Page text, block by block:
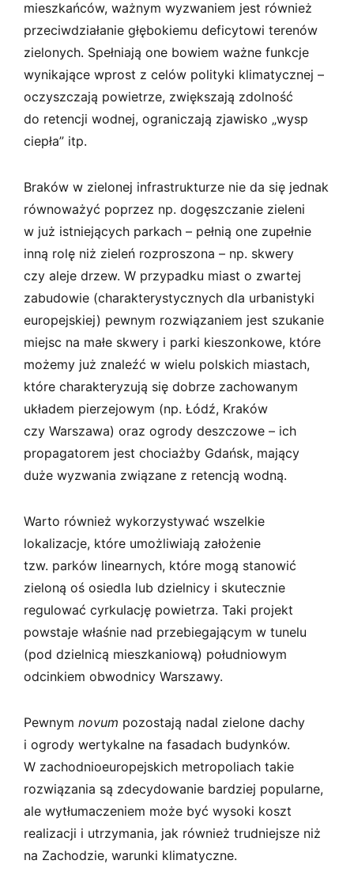
mieszkańców, ważnym wyzwaniem jest również
przeciwdziałanie głębokiemu deficytowi terenów
zielonych. Spełniają one bowiem ważne funkcje
wynikające wprost z celów polityki klimatycznej –
oczyszczają powietrze, zwiększają zdolność
do retencji wodnej, ograniczają zjawisko „wysp
ciepła” itp.
Braków w zielonej infrastrukturze nie da się jednak
równoważyć poprzez np. dogęszczanie zieleni
w już istniejących parkach – pełnią one zupełnie
inną rolę niż zieleń rozproszona – np. skwery
czy aleje drzew. W przypadku miast o zwartej
zabudowie (charakterystycznych dla urbanistyki
europejskiej) pewnym rozwiązaniem jest szukanie
miejsc na małe skwery i parki kieszonkowe, które
możemy już znaleźć w wielu polskich miastach,
które charakteryzują się dobrze zachowanym
układem pierzejowym (np. Łódź, Kraków
czy Warszawa) oraz ogrody deszczowe – ich
propagatorem jest chociażby Gdańsk, mający
duże wyzwania związane z retencją wodną.
Warto również wykorzystywać wszelkie
lokalizacje, które umożliwiają założenie
tzw. parków linearnych, które mogą stanowić
zieloną oś osiedla lub dzielnicy i skutecznie
regulować cyrkulację powietrza. Taki projekt
powstaje właśnie nad przebiegającym w tunelu
(pod dzielnicą mieszkaniową) południowym
odcinkiem obwodnicy Warszawy.
Pewnym novum pozostają nadal zielone dachy
i ogrody wertykalne na fasadach budynków.
W zachodnioeuropejskich metropoliach takie
rozwiązania są zdecydowanie bardziej popularne,
ale wytłumaczeniem może być wysoki koszt
realizacji i utrzymania, jak również trudniejsze niż
na Zachodzie, warunki klimatyczne.